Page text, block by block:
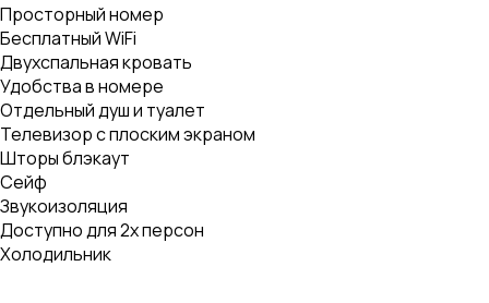
Просторный номер
Бесплатный WiFi
Двухспальная кровать
Удобства в номере
Отдельный душ и туалет
Телевизор с плоским экраном
Шторы блэкаут
Сейф
Звукоизоляция
Доступно для 2х персон
Холодильник